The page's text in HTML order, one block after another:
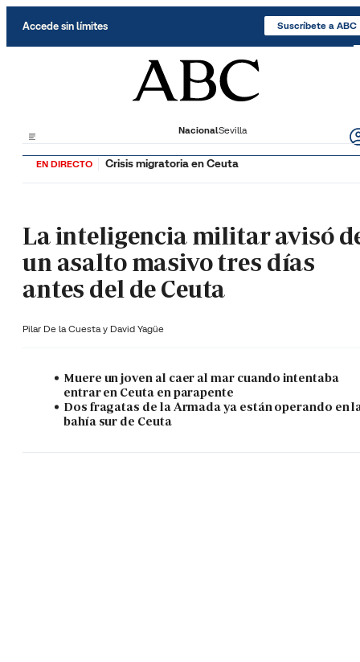
Accede sin límites Suscríbete a ABC
NacionalSevilla
EN DIRECTO Crisis migratoria en Ceuta
La inteligencia militar avisó
un asalto masivo tres días
antes del de Ceuta
Pilar De la Cuesta y David Yagüe
Muere un joven al caer al mar cuando intentaba
entrar en Ceuta en parapente
Dos fragatas de la Armada ya están operando en
bahía sur de Ceuta